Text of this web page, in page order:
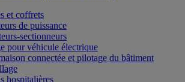
et coffrets
de puissance
sectionneurs
pour véhicule électrique
connectée et pilotage du bâtiment
hospitalières